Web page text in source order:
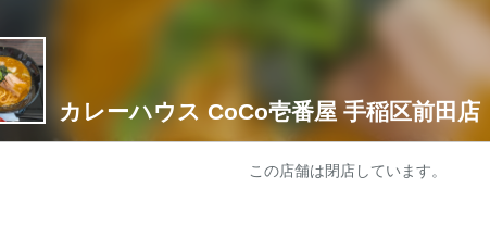
カレーハウス CoCo壱番屋 手稲区前田店
この店舗は閉店しています。